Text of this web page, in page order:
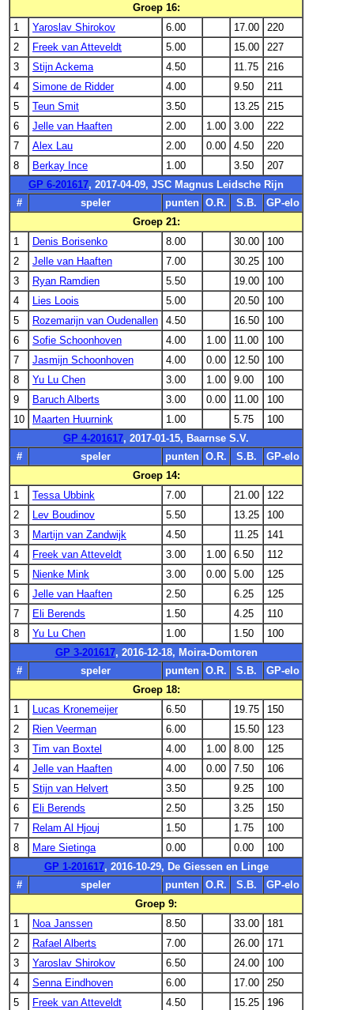
Groep 16:
1
Yaroslav Shirokov 6.00 17.00
220
2
Freek van Atteveldt 5.00 15.00
227
3
Stijn Ackema 4.50 11.75
216
4
Simone de Ridder 4.00 9.50
211
5
Teun Smit 3.50 13.25
215
6
Jelle van Haaften 2.00 1.00 3.00
222
7
Alex Lau 2.00 0.00 4.50
220
8
Berkay Ince 1.00 3.50
207
GP 6-201617, 2017-04-09, JSC Magnus Leidsche Rijn
#
speler punten O.R. S.B.
GP-elo
Groep 21:
1
Denis Borisenko 8.00 30.00
100
2
Jelle van Haaften 7.00 30.25
100
3
Ryan Ramdien 5.50 19.00
100
4
Lies Loois 5.00 20.50
100
5
Rozemarijn van Oudenallen 4.50 16.50
100
6
Sofie Schoonhoven 4.00 1.00 11.00
100
7
Jasmijn Schoonhoven 4.00 0.00 12.50
100
8
Yu Lu Chen 3.00 1.00 9.00
100
9
Baruch Alberts 3.00 0.00 11.00
100
10
Maarten Huurnink 1.00 5.75
100
GP 4-201617, 2017-01-15, Baarnse S.V.
#
speler punten O.R. S.B.
GP-elo
Groep 14:
1
Tessa Ubbink 7.00 21.00
122
2
Lev Boudinov 5.50 13.25
100
3
Martijn van Zandwijk 4.50 11.25
141
4
Freek van Atteveldt 3.00 1.00 6.50
112
5
Nienke Mink 3.00 0.00 5.00
125
6
Jelle van Haaften 2.50 6.25
125
7
Eli Berends 1.50 4.25
110
8
Yu Lu Chen 1.00 1.50
100
GP 3-201617, 2016-12-18, Moira-Domtoren
#
speler punten O.R. S.B.
GP-elo
Groep 18:
1
Lucas Kronemeijer 6.50 19.75
150
2
Rien Veerman 6.00 15.50
123
3
Tim van Boxtel 4.00 1.00 8.00
125
4
Jelle van Haaften 4.00 0.00 7.50
106
5
Stijn van Helvert 3.50 9.25
100
6
Eli Berends 2.50 3.25
150
7
Relam Al Hjouj 1.50 1.75
100
8
Mare Sietinga 0.00 0.00
100
GP 1-201617, 2016-10-29, De Giessen en Linge
#
speler punten O.R. S.B.
GP-elo
Groep 9:
1
Noa Janssen 8.50 33.00
181
2
Rafael Alberts 7.00 26.00
171
3
Yaroslav Shirokov 6.50 24.00
100
4
Senna Eindhoven 6.00 17.00
250
5
Freek van Atteveldt 4.50 15.25
196